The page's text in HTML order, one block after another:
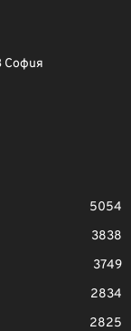
София
5054
3838
3749
2834
2825